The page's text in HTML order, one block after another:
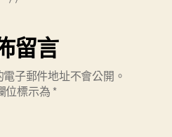
留言
子郵件地址不會公開。
位標示為 *